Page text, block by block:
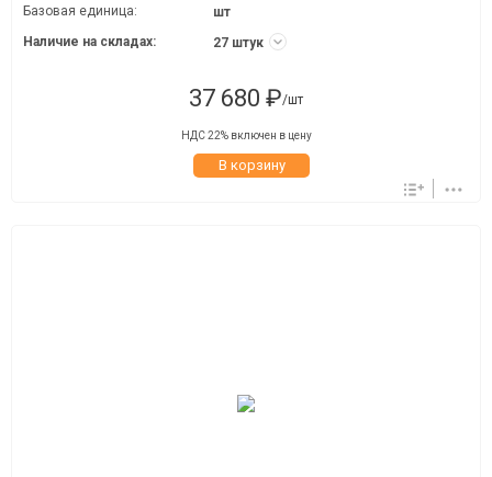
Базовая единица:
шт
Наличие на складах:
27 штук
37 680 ₽/шт
НДС 22% включен в цену
В корзину